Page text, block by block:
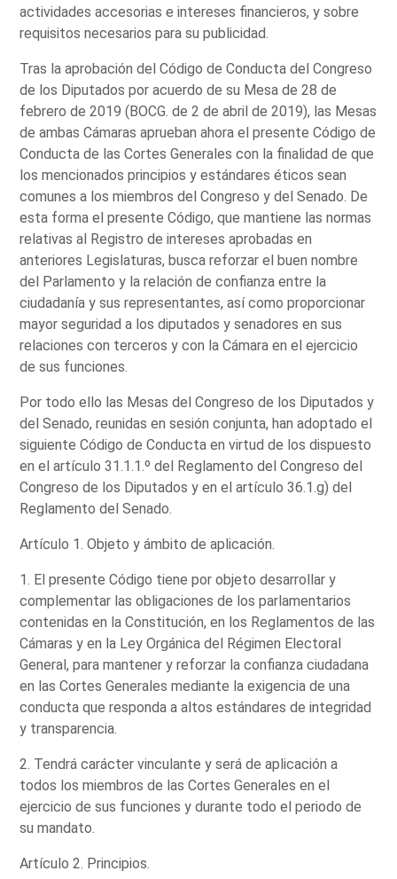
actividades accesorias e intereses financieros, y sobre
requisitos necesarios para su publicidad.
Tras la aprobación del Código de Conducta del Congreso
de los Diputados por acuerdo de su Mesa de 28 de
febrero de 2019 (BOCG. de 2 de abril de 2019), las Mesas
de ambas Cámaras aprueban ahora el presente Código de
Conducta de las Cortes Generales con la finalidad de que
los mencionados principios y estándares éticos sean
comunes a los miembros del Congreso y del Senado. De
esta forma el presente Código, que mantiene las normas
relativas al Registro de intereses aprobadas en
anteriores Legislaturas, busca reforzar el buen nombre
del Parlamento y la relación de confianza entre la
ciudadanía y sus representantes, así como proporcionar
mayor seguridad a los diputados y senadores en sus
relaciones con terceros y con la Cámara en el ejercicio
de sus funciones.
Por todo ello las Mesas del Congreso de los Diputados y
del Senado, reunidas en sesión conjunta, han adoptado el
siguiente Código de Conducta en virtud de los dispuesto
en el artículo 31.1.1.º del Reglamento del Congreso del
Congreso de los Diputados y en el artículo 36.1.g) del
Reglamento del Senado.
Artículo 1. Objeto y ámbito de aplicación.
1. El presente Código tiene por objeto desarrollar y
complementar las obligaciones de los parlamentarios
contenidas en la Constitución, en los Reglamentos de las
Cámaras y en la Ley Orgánica del Régimen Electoral
General, para mantener y reforzar la confianza ciudadana
en las Cortes Generales mediante la exigencia de una
conducta que responda a altos estándares de integridad
y transparencia.
2. Tendrá carácter vinculante y será de aplicación a
todos los miembros de las Cortes Generales en el
ejercicio de sus funciones y durante todo el periodo de
su mandato.
Artículo 2. Principios.